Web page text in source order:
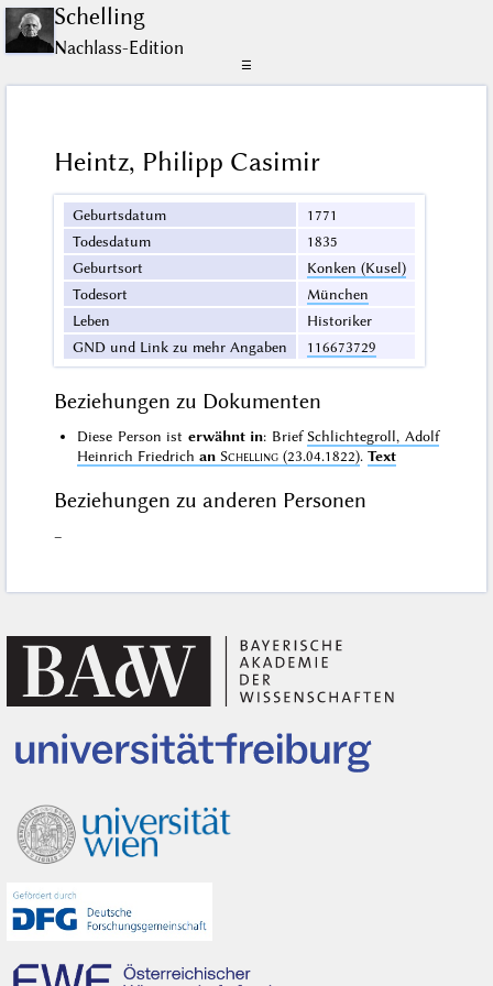
Schelling
Nachlass-Edition
☰
Heintz, Philipp Casimir
Geburtsdatum
1771
Todesdatum
1835
Geburtsort
Konken (Kusel)
Todesort
München
Leben
Historiker
GND und Link zu mehr Angaben
116673729
Beziehungen zu Dokumenten
Diese Person ist erwähnt in: BriefSchlichtegroll, Adolf
Heinrich Friedrichan Schelling (23.04.1822).Text
Beziehungen zu anderen Personen
–